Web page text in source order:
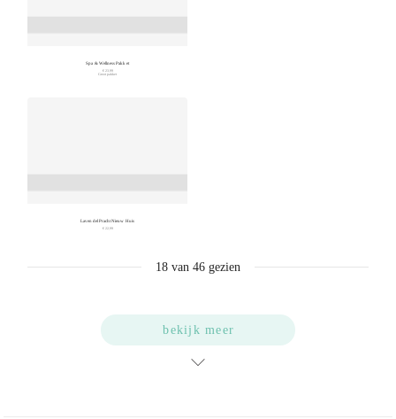
Spa & Wellness Pakket
€ 23,99
Groot pakket
Lavendel Pracht Nieuw Huis
€ 22,99
18 van 46 gezien
bekijk meer